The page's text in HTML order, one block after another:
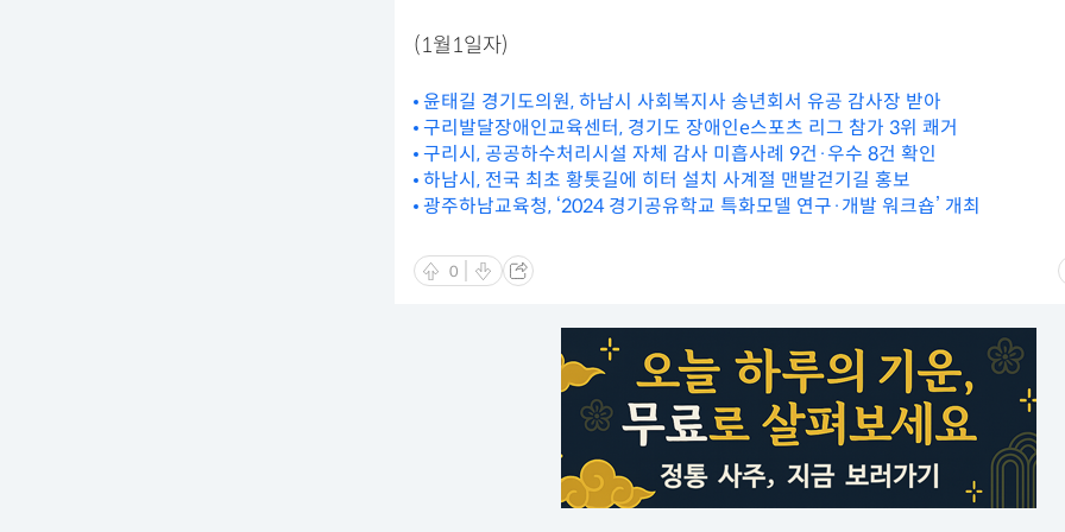
(1월1일자)
윤태길 경기도의원, 하남시 사회복지사 송년회서 유공 감사장 받아
구리발달장애인교육센터, 경기도 장애인e스포츠 리그 참가 3위 쾌거
구리시, 공공하수처리시설 자체 감사 미흡사례 9건·우수 8건 확인
하남시, 전국 최초 황톳길에 히터 설치 사계절 맨발걷기길 홍보
광주하남교육청, ‘2024 경기공유학교 특화모델 연구·개발 워크숍’ 개최
0